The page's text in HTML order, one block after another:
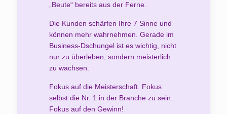
„Beute“ bereits aus der Ferne.
Die Kunden schärfen Ihre 7 Sinne und
können mehr wahrnehmen. Gerade im
Business-Dschungel ist es wichtig, nicht
nur zu überleben, sondern meisterlich
zu wachsen.
Fokus auf die Meisterschaft. Fokus
selbst die Nr. 1 in der Branche zu sein.
Fokus auf den Gewinn!